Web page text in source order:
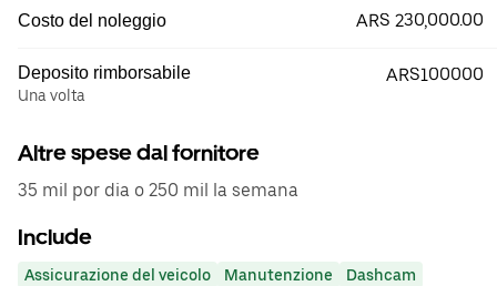
Costo del noleggio ARS 230,000.00
Deposito rimborsabile
Una volta
ARS100000
Altre spese dal fornitore
35 mil por dia o 250 mil la semana
Include
Assicurazione del veicolo Manutenzione Dashcam